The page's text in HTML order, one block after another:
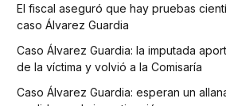
El fiscal aseguró que hay pruebas
caso Álvarez Guardia
Caso Álvarez Guardia: la imputada
de la víctima y volvió a la Comisaría
Caso Álvarez Guardia: esperan un